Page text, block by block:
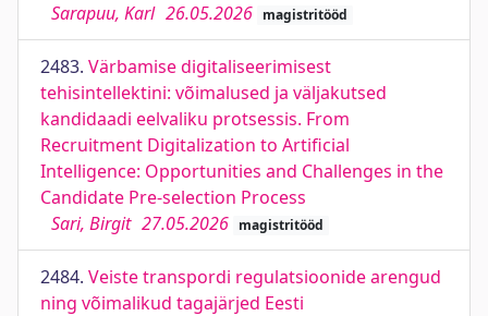
Sarapuu, Karl 26.05.2026 magistritööd
2483. Värbamise digitaliseerimisest
tehisintellektini: võimalused ja väljakutsed
kandidaadi eelvaliku protsessis. From
Recruitment Digitalization to Artificial
Intelligence: Opportunities and Challenges in the
Candidate Pre-selection Process
Sari, Birgit 27.05.2026 magistritööd
2484. Veiste transpordi regulatsioonide arengud
ning võimalikud tagajärjed Eesti